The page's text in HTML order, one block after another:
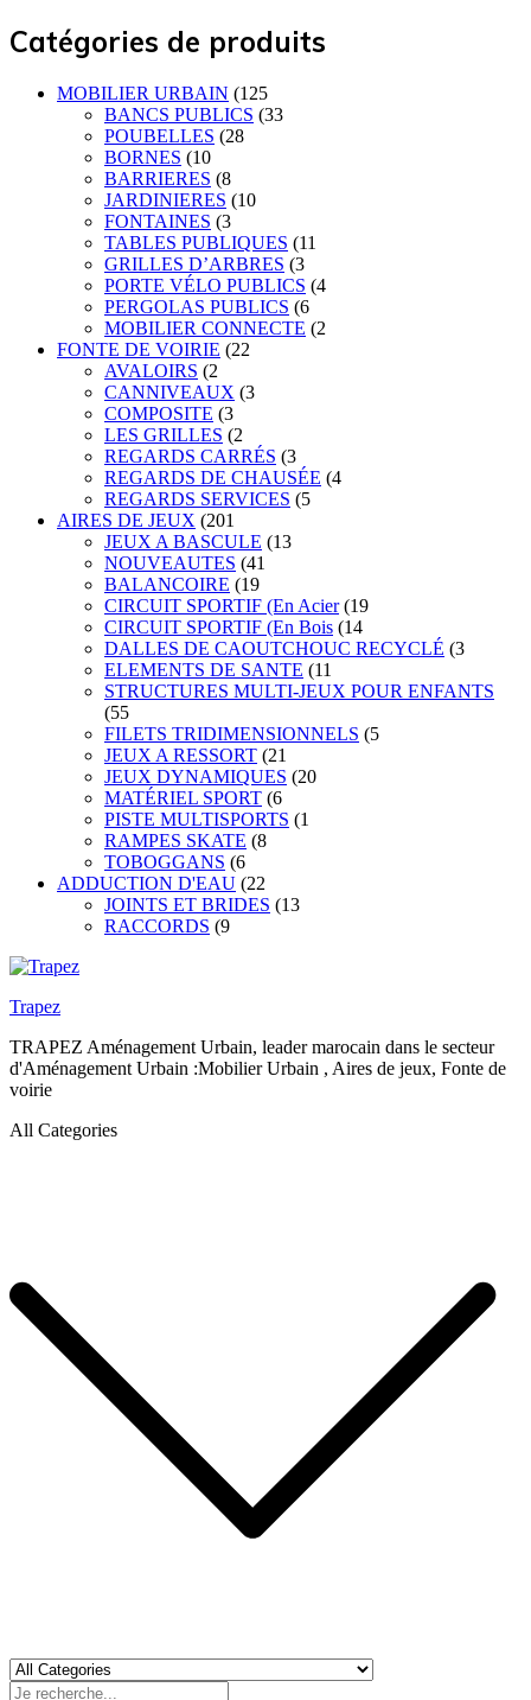
Catégories de produits
MOBILIER URBAIN (125
BANCS PUBLICS (33
POUBELLES (28
BORNES (10
BARRIERES (8
JARDINIERES (10
FONTAINES (3
TABLES PUBLIQUES (11
GRILLES D’ARBRES (3
PORTE VÉLO PUBLICS (4
PERGOLAS PUBLICS (6
MOBILIER CONNECTE (2
FONTE DE VOIRIE (22
AVALOIRS (2
CANNIVEAUX (3
COMPOSITE (3
LES GRILLES (2
REGARDS CARRÉS (3
REGARDS DE CHAUSÉE (4
REGARDS SERVICES (5
AIRES DE JEUX (201
JEUX A BASCULE (13
NOUVEAUTES (41
BALANCOIRE (19
CIRCUIT SPORTIF (En Acier (19
CIRCUIT SPORTIF (En Bois (14
DALLES DE CAOUTCHOUC RECYCLÉ (3
ELEMENTS DE SANTE (11
STRUCTURES MULTI-JEUX POUR ENFANTS
(55
FILETS TRIDIMENSIONNELS (5
JEUX A RESSORT (21
JEUX DYNAMIQUES (20
MATÉRIEL SPORT (6
PISTE MULTISPORTS (1
RAMPES SKATE (8
TOBOGGANS (6
ADDUCTION D'EAU (22
JOINTS ET BRIDES (13
RACCORDS (9
Trapez
TRAPEZ Aménagement Urbain, leader marocain dans le secteur
d'Aménagement Urbain :Mobilier Urbain , Aires de jeux, Fonte de
voirie
All Categories